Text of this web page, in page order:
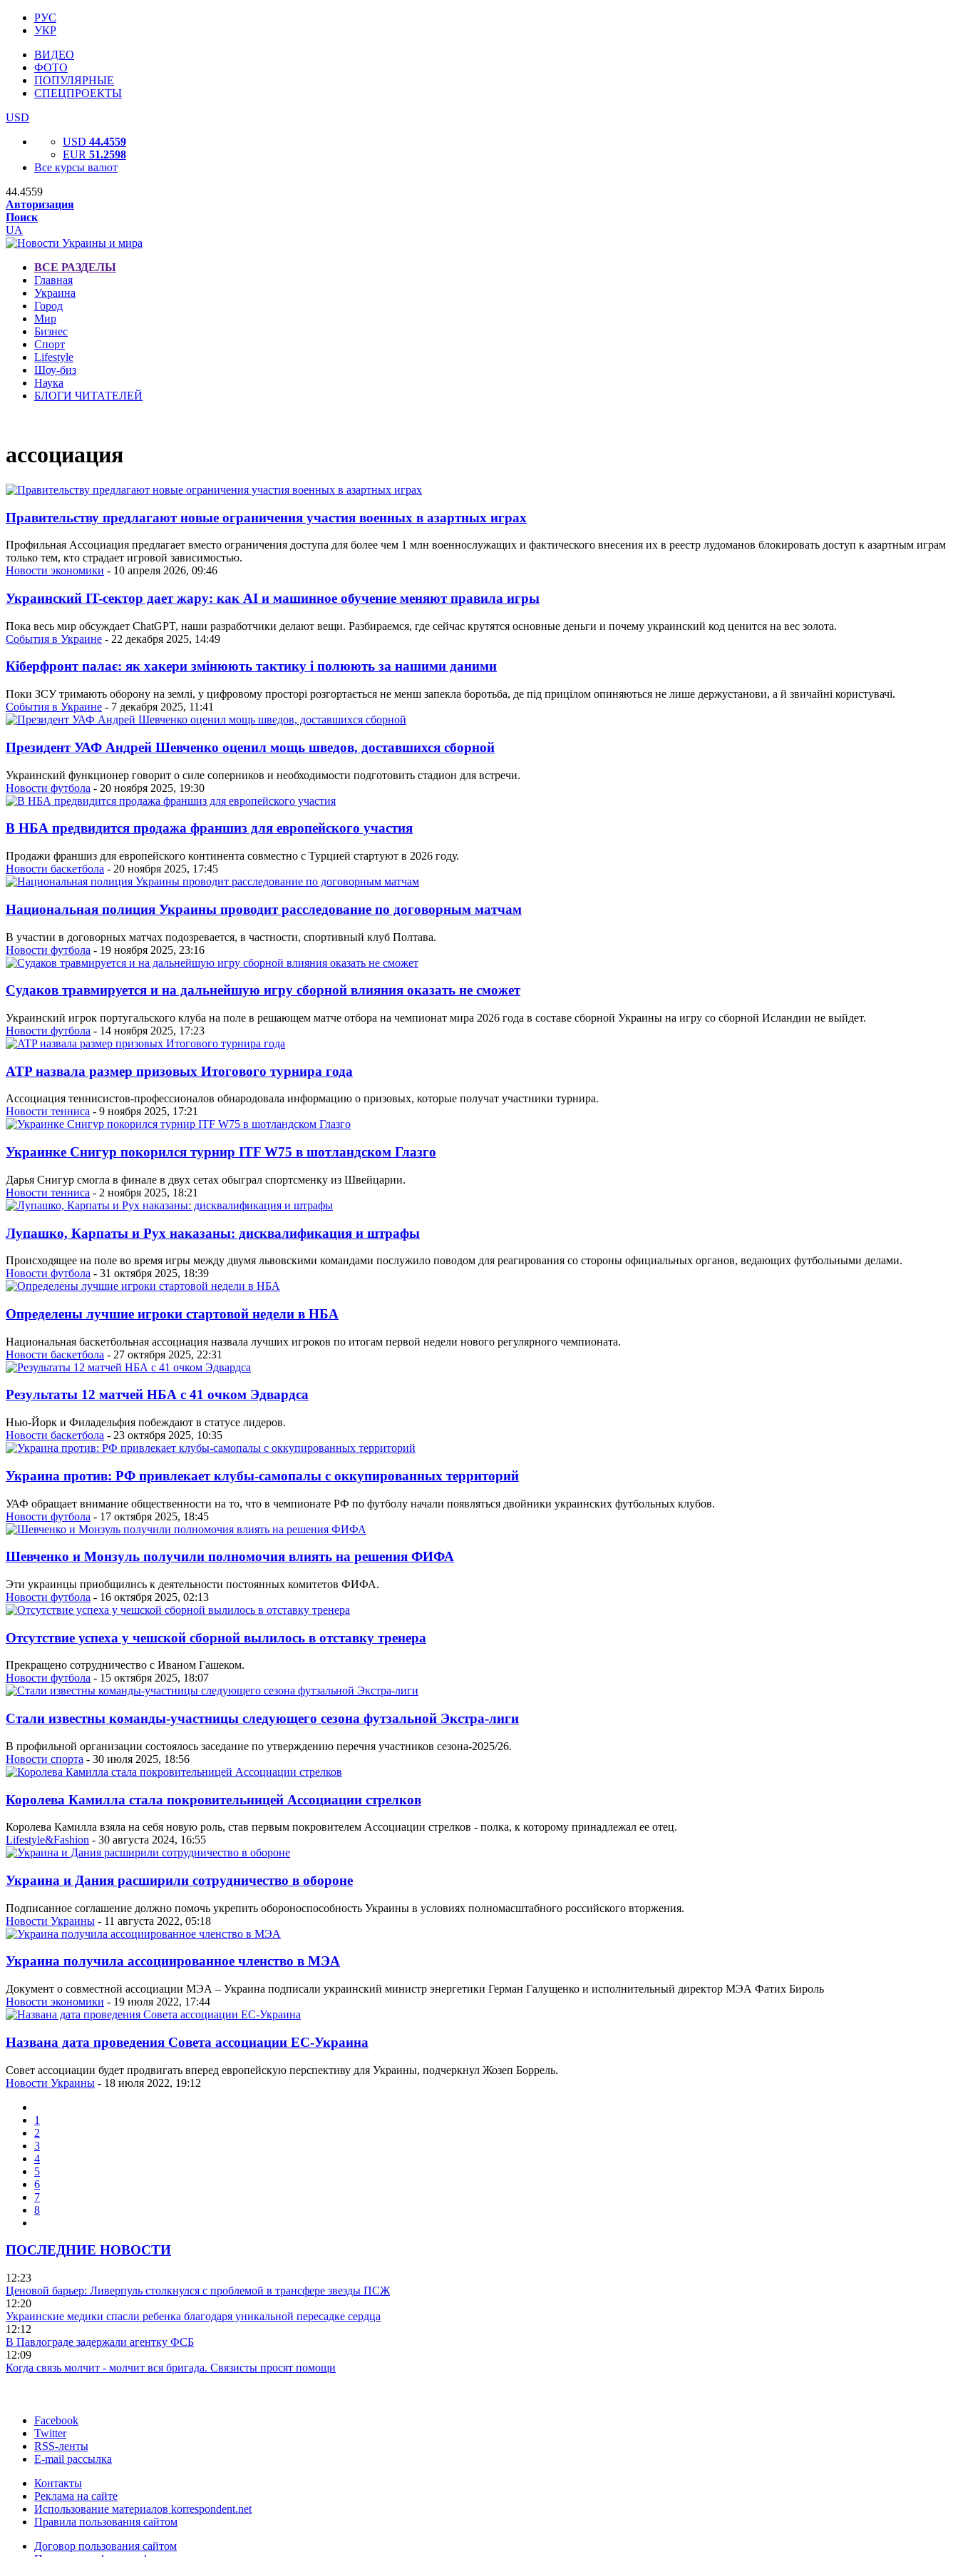
РУС
УКР
ВИДЕО
ФОТО
ПОПУЛЯРНЫЕ
СПЕЦПРОЕКТЫ
USD
USD 44.4559
EUR 51.2598
Все курсы валют
44.4559
Авторизация
Поиск
UA
ВСЕ РАЗДЕЛЫ
Главная
Украина
Город
Мир
Бизнес
Спорт
Lifestyle
Шоу-биз
Наука
БЛОГИ ЧИТАТЕЛЕЙ
ассоциация
Правительству предлагают новые ограничения участия военных в азартных играх
Профильная Ассоциация предлагает вместо ограничения доступа для более чем 1 млн военнослужащих и фактического внесения их в реестр лудоманов блокировать доступ к азартным играм
только тем, кто страдает игровой зависимостью.
Новости экономики - 10 апреля 2026, 09:46
Украинский IT-сектор дает жару: как AI и машинное обучение меняют правила игры
Пока весь мир обсуждает ChatGPT, наши разработчики делают вещи. Разбираемся, где сейчас крутятся основные деньги и почему украинский код ценится на вес золота.
События в Украине - 22 декабря 2025, 14:49
Кіберфронт палає: як хакери змінюють тактику і полюють за нашими даними
Поки ЗСУ тримають оборону на землі, у цифровому просторі розгортається не менш запекла боротьба, де під прицілом опиняються не лише держустанови, а й звичайні користувачі.
События в Украине - 7 декабря 2025, 11:41
Президент УАФ Андрей Шевченко оценил мощь шведов, доставшихся сборной
Украинский функционер говорит о силе соперников и необходимости подготовить стадион для встречи.
Новости футбола - 20 ноября 2025, 19:30
В НБА предвидится продажа франшиз для европейского участия
Продажи франшиз для европейского континента совместно с Турцией стартуют в 2026 году.
Новости баскетбола - 20 ноября 2025, 17:45
Национальная полиция Украины проводит расследование по договорным матчам
В участии в договорных матчах подозревается, в частности, спортивный клуб Полтава.
Новости футбола - 19 ноября 2025, 23:16
Судаков травмируется и на дальнейшую игру сборной влияния оказать не сможет
Украинский игрок португальского клуба на поле в решающем матче отбора на чемпионат мира 2026 года в составе сборной Украины на игру со сборной Исландии не выйдет.
Новости футбола - 14 ноября 2025, 17:23
ATP назвала размер призовых Итогового турнира года
Ассоциация теннисистов-профессионалов обнародовала информацию о призовых, которые получат участники турнира.
Новости тенниса - 9 ноября 2025, 17:21
Украинке Снигур покорился турнир ITF W75 в шотландском Глазго
Дарья Снигур смогла в финале в двух сетах обыграл спортсменку из Швейцарии.
Новости тенниса - 2 ноября 2025, 18:21
Лупашко, Карпаты и Рух наказаны: дисквалификация и штрафы
Происходящее на поле во время игры между двумя львовскими командами послужило поводом для реагирования со стороны официальных органов, ведающих футбольными делами.
Новости футбола - 31 октября 2025, 18:39
Определены лучшие игроки стартовой недели в НБА
Национальная баскетбольная ассоциация назвала лучших игроков по итогам первой недели нового регулярного чемпионата.
Новости баскетбола - 27 октября 2025, 22:31
Результаты 12 матчей НБА с 41 очком Эдвардса
Нью-Йорк и Филадельфия побеждают в статусе лидеров.
Новости баскетбола - 23 октября 2025, 10:35
Украина против: РФ привлекает клубы-самопалы с оккупированных территорий
УАФ обращает внимание общественности на то, что в чемпионате РФ по футболу начали появляться двойники украинских футбольных клубов.
Новости футбола - 17 октября 2025, 18:45
Шевченко и Монзуль получили полномочия влиять на решения ФИФА
Эти украинцы приобщились к деятельности постоянных комитетов ФИФА.
Новости футбола - 16 октября 2025, 02:13
Отсутствие успеха у чешской сборной вылилось в отставку тренера
Прекращено сотрудничество с Иваном Гашеком.
Новости футбола - 15 октября 2025, 18:07
Стали известны команды-участницы следующего сезона футзальной Экстра-лиги
В профильной организации состоялось заседание по утверждению перечня участников сезона-2025/26.
Новости спорта - 30 июля 2025, 18:56
Королева Камилла стала покровительницей Ассоциации стрелков
Королева Камилла взяла на себя новую роль, став первым покровителем Ассоциации стрелков - полка, к которому принадлежал ее отец.
Lifestyle&Fashion - 30 августа 2024, 16:55
Украина и Дания расширили сотрудничество в обороне
Подписанное соглашение должно помочь укрепить обороноспособность Украины в условиях полномасштабного российского вторжения.
Новости Украины - 11 августа 2022, 05:18
Украина получила ассоциированное членство в МЭА
Документ о совместной ассоциации МЭА – Украина подписали украинский министр энергетики Герман Галущенко и исполнительный директор МЭА Фатих Бироль
Новости экономики - 19 июля 2022, 17:44
Названа дата проведения Совета ассоциации ЕС-Украина
Совет ассоциации будет продвигать вперед европейскую перспективу для Украины, подчеркнул Жозеп Боррель.
Новости Украины - 18 июля 2022, 19:12
1
2
3
4
5
6
7
8
ПОСЛЕДНИЕ НОВОСТИ
12:23
Ценовой барьер: Ливерпуль столкнулся с проблемой в трансфере звезды ПСЖ
12:20
Украинские медики спасли ребенка благодаря уникальной пересадке сердца
12:12
В Павлограде задержали агентку ФСБ
12:09
Когда связь молчит - молчит вся бригада. Связисты просят помощи
Facebook
Twitter
RSS-ленты
E-mail рассылка
Контакты
Реклама на сайте
Использование материалов korrespondent.net
Правила пользования сайтом
Договор пользования сайтом